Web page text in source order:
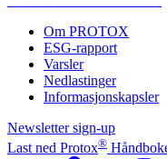
Om PROTOX
ESG-rapport
Varsler
Nedlastinger
Informasjonskapsler
Newsletter sign-up
Last ned Protox®